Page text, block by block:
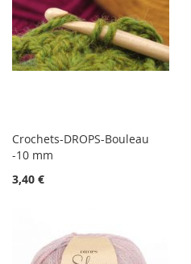
Crochets-DROPS-Bouleau
-10 mm
3,40 €